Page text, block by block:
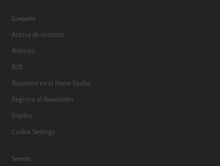
Compañía
Acerca de nosotros
Noticias
B2B
Neumann en el Home Studio
Registro al Newsletter
Empleo
Cookie Settings
Servicio